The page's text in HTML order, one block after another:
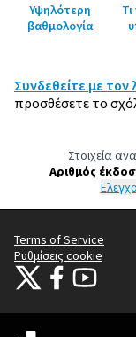
Υψηλότερη
βαθμολογία
Συνδεθείτε με
προσθέσετε το
Στοιχεία
Αριθμός
Terms of Service
Ρυθμίσεις cookie
Citizens Participation
Ο οργανισμός
Ο